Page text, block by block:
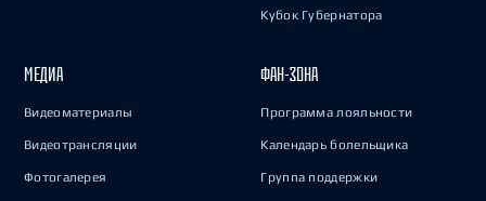
Кубок Губернатора
МЕДИА
Видеоматериалы
Видеотрансляции
Фотогалерея
ФАН-ЗОНА
Программа лояльности
Календарь болельщика
Группа поддержки